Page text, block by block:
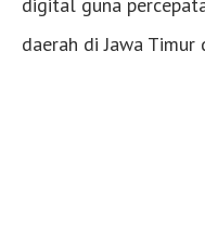
daerah di Jawa Timur